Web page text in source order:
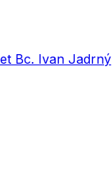
Bc. Ivan Jadrný